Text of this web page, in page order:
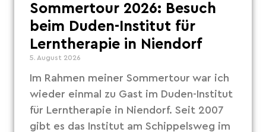
Sommertour 2026: Besuch
beim Duden-Institut für
Lerntherapie in Niendorf
5. August 2026
Im Rahmen meiner Sommertour war ich
wieder einmal zu Gast im Duden-Institut
für Lerntherapie in Niendorf. Seit 2007
gibt es das Institut am Schippelsweg im